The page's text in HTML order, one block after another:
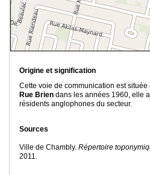
Origine et signification
Cette voie de communication est
Rue Brien dans les années 1960, elle
résidents anglophones du secteur.
Sources
Ville de Chambly. Répertoire
2011.